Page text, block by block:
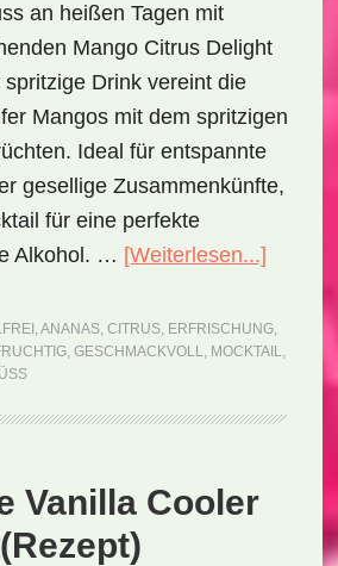
an heißen Tagen mit
Mango Citrus Delight
Drink vereint die
Mangos mit dem spritzigen
Ideal für entspannte
gesellige Zusammenkünfte,
für eine perfekte
Alkohol. … [Weiterlesen...]
Delight
,ANANAS, CITRUS, ERFRISCHUNG,
, GESCHMACKVOLL, MOCKTAIL,
Vanilla Cooler